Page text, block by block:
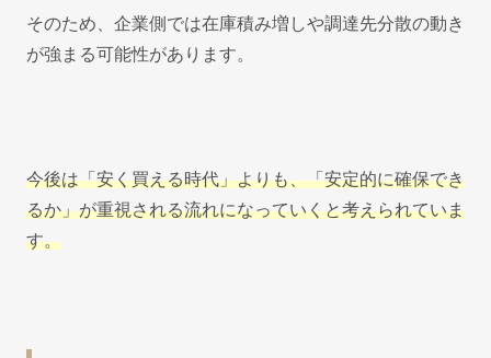
そのため、企業側では在庫積み増しや調達先分散の動き
が強まる可能性があります。
今後は「安く買える時代」よりも、「安定的に確保でき
るか」が重視される流れになっていくと考えられていま
す。